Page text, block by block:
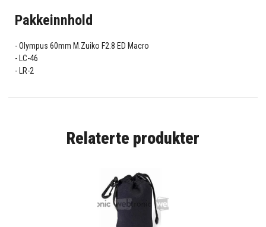
Pakkeinnhold
Olympus 60mm M.Zuiko F2.8 ED Macro
LC-46
LR-2
Relaterte produkter